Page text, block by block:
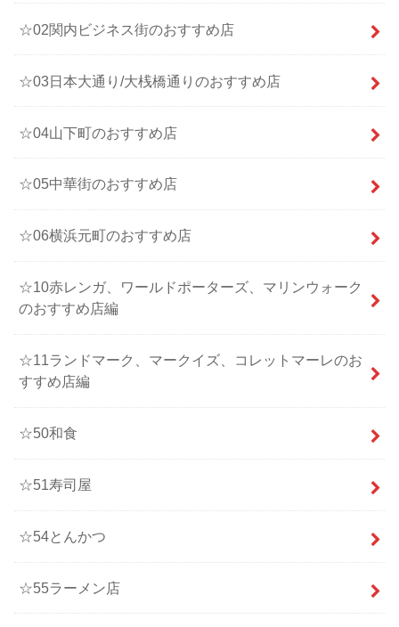
☆02関内ビジネス街のおすすめ店
☆03日本大通り/大桟橋通りのおすすめ店
☆04山下町のおすすめ店
☆05中華街のおすすめ店
☆06横浜元町のおすすめ店
☆10赤レンガ、ワールドポーターズ、マリンウォーク
のおすすめ店編
☆11ランドマーク、マークイズ、コレットマーレのお
すすめ店編
☆50和食
☆51寿司屋
☆54とんかつ
☆55ラーメン店